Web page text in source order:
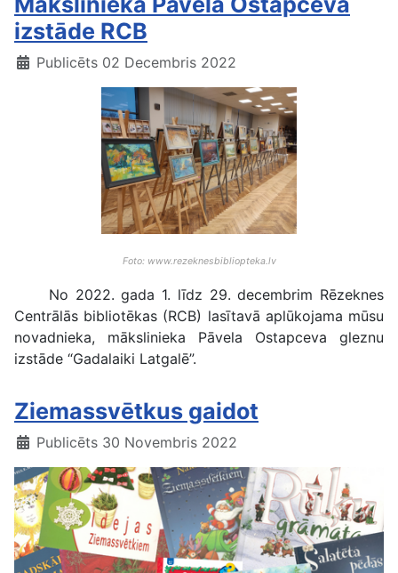
izstāde RCB
Publicēts 02 Decembris 2022
Foto: www.rezeknesbibliopteka.lv
No 2022. gada 1. līdz 29. decembrim Rēzeknes
Centrālās bibliotēkas (RCB) lasītavā aplūkojama mūsu
novadnieka, mākslinieka Pāvela Ostapceva gleznu
izstāde “Gadalaiki Latgalē”.
Ziemassvētkus gaidot
Publicēts 30 Novembris 2022